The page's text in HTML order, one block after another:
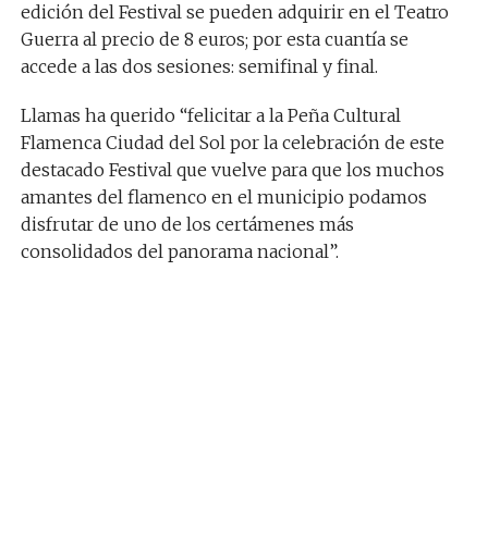
edición del Festival se pueden adquirir en el Teatro
Guerra al precio de 8 euros; por esta cuantía se
accede a las dos sesiones: semifinal y final.
Llamas ha querido “felicitar a la Peña Cultural
Flamenca Ciudad del Sol por la celebración de este
destacado Festival que vuelve para que los muchos
amantes del flamenco en el municipio podamos
disfrutar de uno de los certámenes más
consolidados del panorama nacional”.